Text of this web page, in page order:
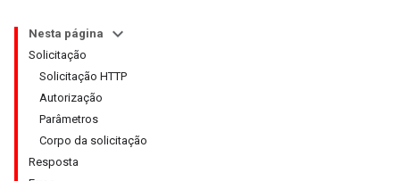
Nesta página
Solicitação
Solicitação HTTP
Autorização
Parâmetros
Corpo da solicitação
Resposta